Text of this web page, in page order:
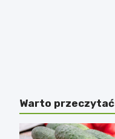
Warto przeczytać